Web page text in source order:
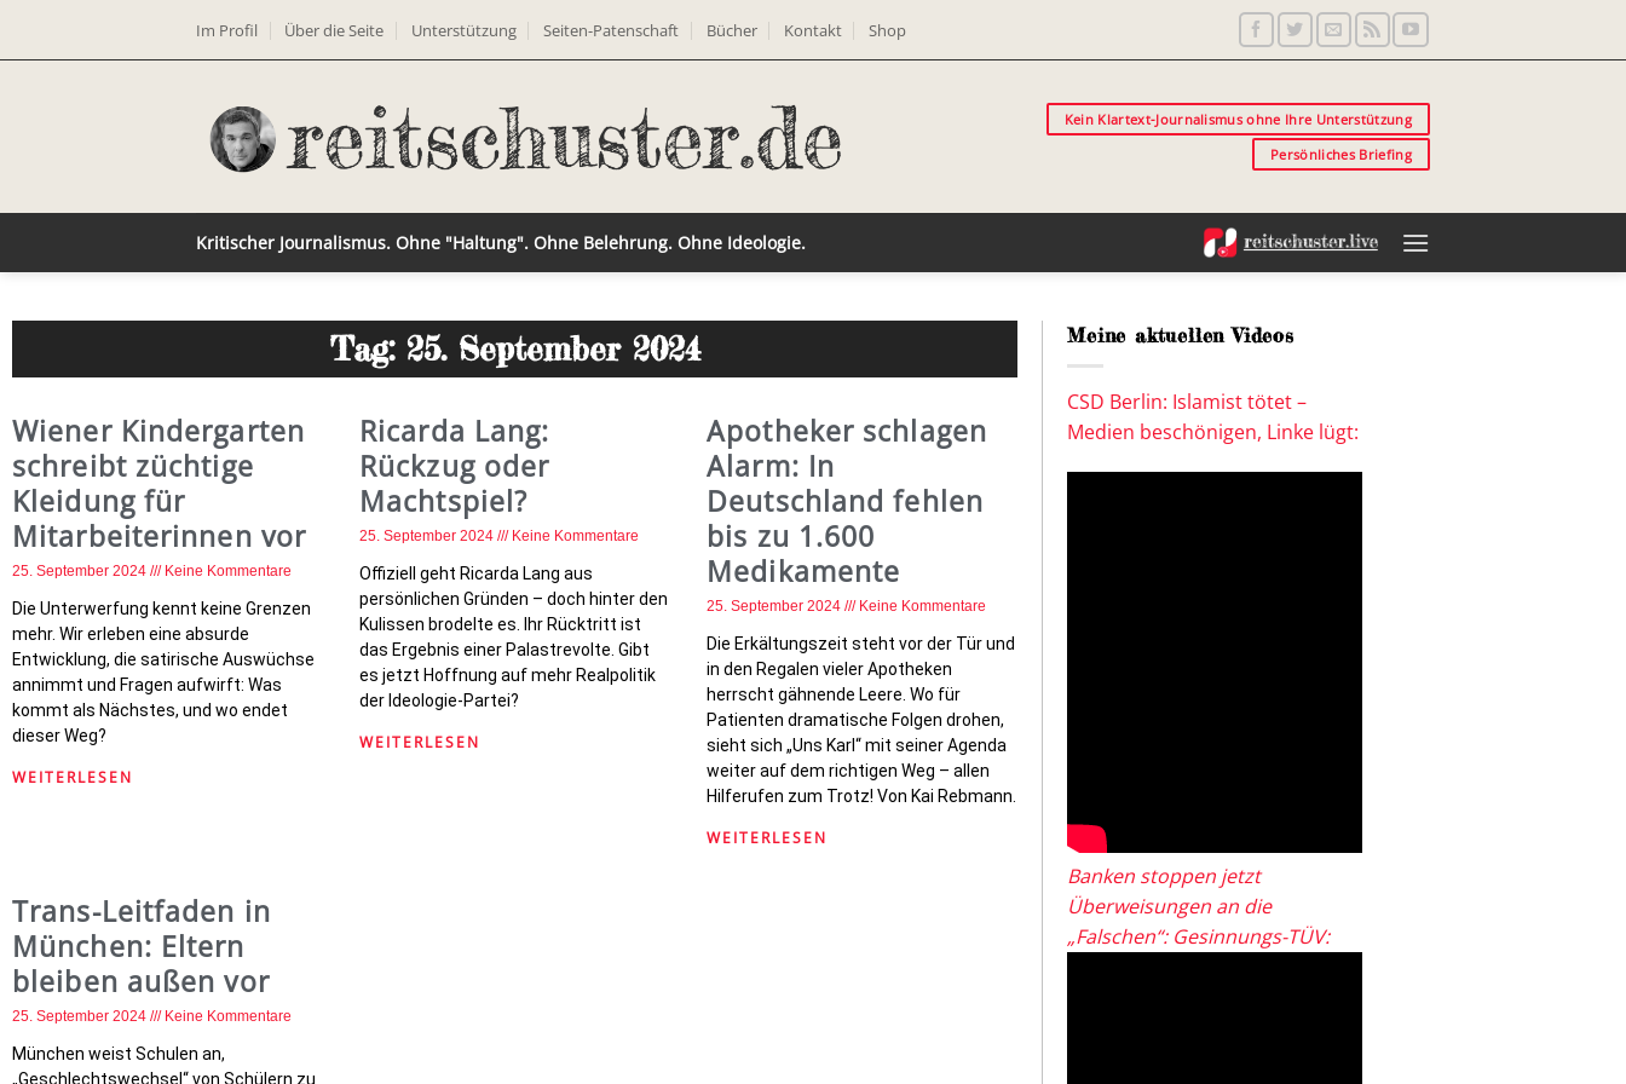
Im Profil Über die Seite Unterstützung Seiten-Patenschaft Bücher Kontakt Shop
Kein Klartext-Journalismus ohne Ihre Unterstützung
Persönliches Briefing
Kritischer Journalismus. Ohne "Haltung". Ohne Belehrung. Ohne Ideologie.
Tag: 25. September 2024
Wiener Kindergarten
schreibt züchtige
Kleidung für
Mitarbeiterinnen vor
25. September 2024 Keine Kommentare
Die Unterwerfung kennt keine Grenzen
mehr. Wir erleben eine absurde
Entwicklung, die satirische Auswüchse
annimmt und Fragen aufwirft: Was
kommt als Nächstes, und wo endet
dieser Weg?
WEITERLESEN
Ricarda Lang:
Rückzug oder
Machtspiel?
25. September 2024 Keine Kommentare
Offiziell geht Ricarda Lang aus
persönlichen Gründen – doch hinter den
Kulissen brodelte es. Ihr Rücktritt ist
das Ergebnis einer Palastrevolte. Gibt
es jetzt Hoffnung auf mehr Realpolitik
der Ideologie-Partei?
WEITERLESEN
Apotheker schlagen
Alarm: In
Deutschland fehlen
bis zu 1.600
Medikamente
25. September 2024 Keine Kommentare
Die Erkältungszeit steht vor der Tür und
in den Regalen vieler Apotheken
herrscht gähnende Leere. Wo für
Patienten dramatische Folgen drohen,
sieht sich „Uns Karl“ mit seiner Agenda
weiter auf dem richtigen Weg – allen
Hilferufen zum Trotz! Von Kai Rebmann.
WEITERLESEN
Trans-Leitfaden in
München: Eltern
bleiben außen vor
25. September 2024 Keine Kommentare
München weist Schulen an,
„Geschlechtswechsel“ von Schülern zu
Meine aktuellen Videos
CSD Berlin: Islamist tötet –
Medien beschönigen, Linke lügt:
Banken stoppen jetzt
Überweisungen an die
„Falschen“: Gesinnungs-TÜV: